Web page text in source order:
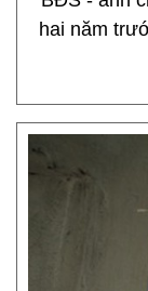
hai năm